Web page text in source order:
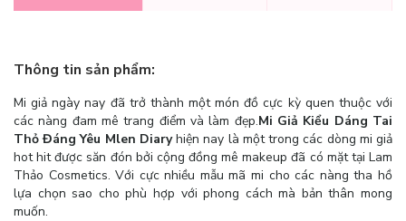
Thông tin sản phẩm:
Mi giả ngày nay đã trở thành một món đồ cực kỳ quen thuộc với
các nàng đam mê trang điểm và làm đẹp.Mi Giả Kiểu Dáng Tai
Thỏ Đáng Yêu Mlen Diaryhiện nay là một trong các dòng mi giả
hot hit được săn đón bởi cộng đồng mê makeup đã có mặt tại Lam
Thảo Cosmetics. Với cực nhiều mẫu mã mi cho các nàng tha hồ
lựa chọn sao cho phù hợp với phong cách mà bản thân mong
muốn.